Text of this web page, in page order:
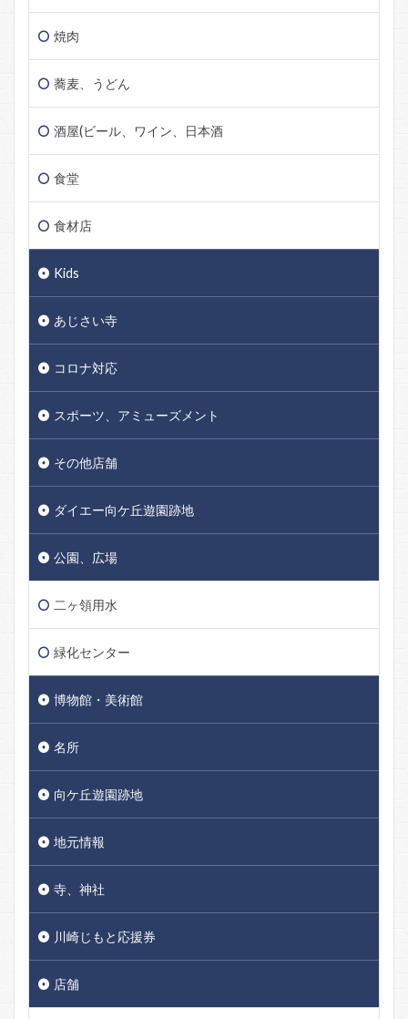
焼肉
蕎麦、うどん
酒屋(ビール、ワイン、日本酒
食堂
食材店
Kids
あじさい寺
コロナ対応
スポーツ、アミューズメント
その他店舗
ダイエー向ケ丘遊園跡地
公園、広場
二ヶ領用水
緑化センター
博物館・美術館
名所
向ケ丘遊園跡地
地元情報
寺、神社
川崎じもと応援券
店舗